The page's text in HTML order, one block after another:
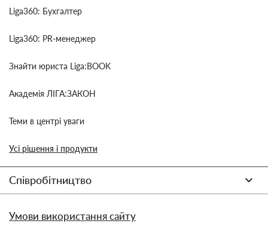
Liga360: Бухгалтер
Liga360: PR-менеджер
Знайти юриста Liga:BOOK
Академія ЛІГА:ЗАКОН
Теми в центрі уваги
Усі рішення і продукти
Співробітництво
Умови використання сайту